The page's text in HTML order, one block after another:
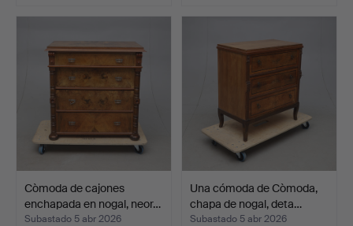
Còmoda de cajones
enchapada en nogal, neor…
Subastado 5 abr 2026
Una cómoda de Còmoda,
chapa de nogal, deta…
Subastado 5 abr 2026